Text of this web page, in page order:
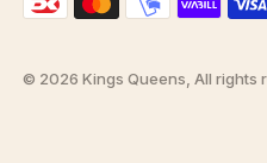
© 2026 Kings Queens, All rights